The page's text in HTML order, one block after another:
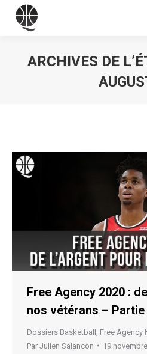
ARCHIVES DE
Free Agency 2020 :
nos vétérans – Partie
Dossiers Basketball
Free Agency
Par Julien Salancon 19